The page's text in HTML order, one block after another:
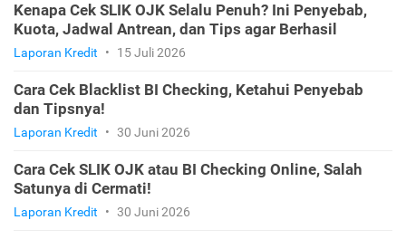
Kenapa Cek SLIK OJK Selalu Penuh? Ini Penyebab,
Kuota, Jadwal Antrean, dan Tips agar Berhasil
Laporan Kredit • 15 Juli 2026
Cara Cek Blacklist BI Checking, Ketahui Penyebab
dan Tipsnya!
Laporan Kredit • 30 Juni 2026
Cara Cek SLIK OJK atau BI Checking Online, Salah
Satunya di Cermati!
Laporan Kredit • 30 Juni 2026